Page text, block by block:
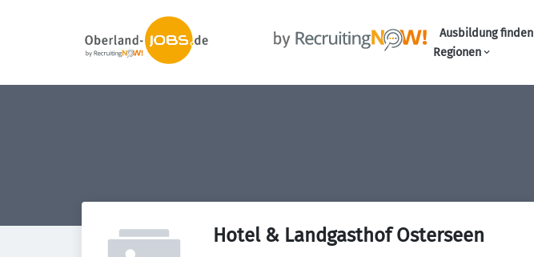
Ausbildung finden
Regionen
Hotel & Landgasthof Osterseen